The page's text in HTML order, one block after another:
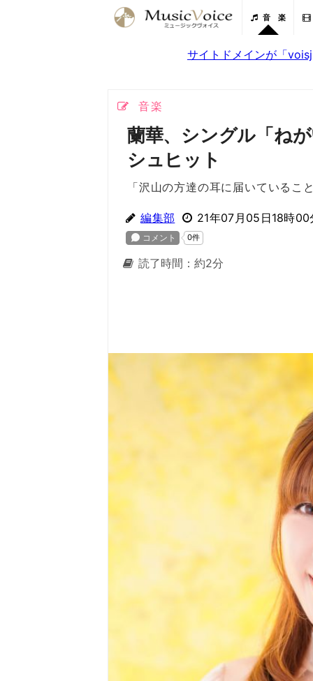
音 楽
サイトドメインが「
音楽
蘭華、シングル「ね
シュヒット
「沢山の方達の耳に届いているこ
編集部 21年07月05日18時00
読了時間：約2分